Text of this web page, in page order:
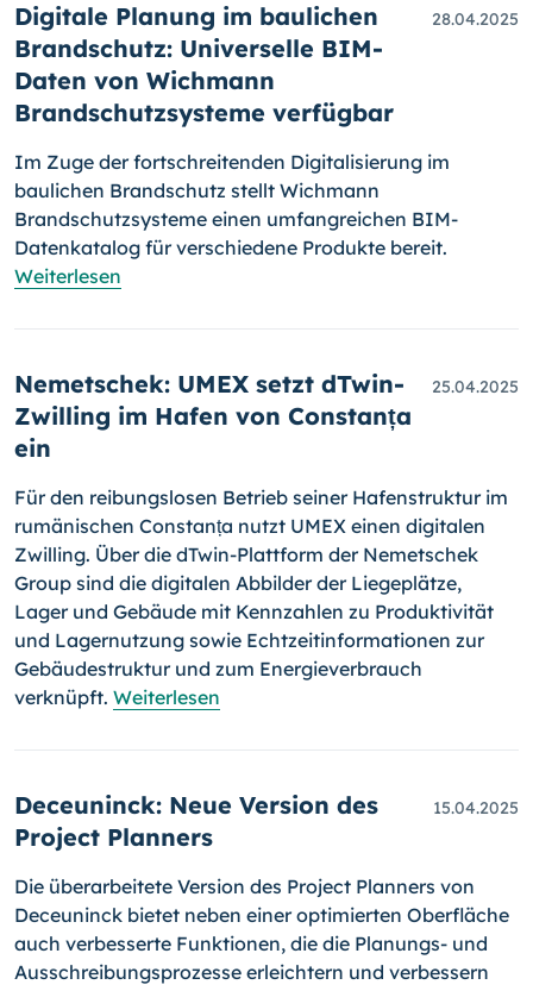
Digitale Planung im baulichen
Brandschutz: Universelle BIM-
Daten von Wichmann
Brandschutzsysteme verfügbar
28.04.2025
Im Zuge der fortschreitenden Digitalisierung im
baulichen Brandschutz stellt Wichmann
Brandschutzsysteme einen umfangreichen BIM-
Datenkatalog für verschiedene Produkte bereit.
Weiterlesen
Nemetschek: UMEX setzt dTwin-
Zwilling im Hafen von Constanța
ein
25.04.2025
Für den reibungslosen Betrieb seiner Hafenstruktur im
rumänischen Constanța nutzt UMEX einen digitalen
Zwilling. Über die dTwin-Plattform der Nemetschek
Group sind die digitalen Abbilder der Liegeplätze,
Lager und Gebäude mit Kennzahlen zu Produktivität
und Lagernutzung sowie Echtzeitinformationen zur
Gebäudestruktur und zum Energieverbrauch
verknüpft. Weiterlesen
Deceuninck: Neue Version des
Project Planners
15.04.2025
Die überarbeitete Version des Project Planners von
Deceuninck bietet neben einer optimierten Oberfläche
auch verbesserte Funktionen, die die Planungs- und
Ausschreibungsprozesse erleichtern und verbessern